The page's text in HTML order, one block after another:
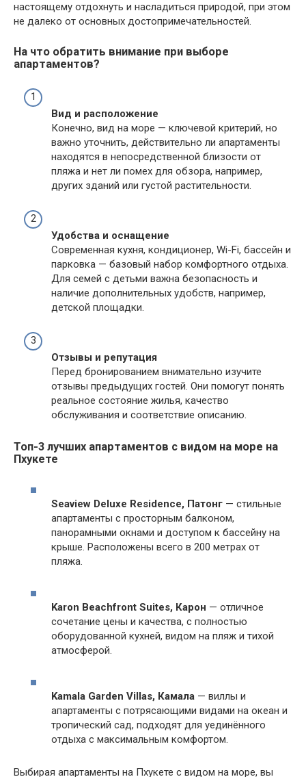
настоящему отдохнуть и насладиться природой, при этом
не далеко от основных достопримечательностей.
На что обратить внимание при выборе
апартаментов?
Вид и расположение
Конечно, вид на море — ключевой критерий, но
важно уточнить, действительно ли апартаменты
находятся в непосредственной близости от
пляжа и нет ли помех для обзора, например,
других зданий или густой растительности.
Удобства и оснащение
Современная кухня, кондиционер, Wi-Fi, бассейн и
парковка — базовый набор комфортного отдыха.
Для семей с детьми важна безопасность и
наличие дополнительных удобств, например,
детской площадки.
Отзывы и репутация
Перед бронированием внимательно изучите
отзывы предыдущих гостей. Они помогут понять
реальное состояние жилья, качество
обслуживания и соответствие описанию.
Топ-3 лучших апартаментов с видом на море на
Пхукете
Seaview Deluxe Residence, Патонг — стильные
апартаменты с просторным балконом,
панорамными окнами и доступом к бассейну на
крыше. Расположены всего в 200 метрах от
пляжа.
Karon Beachfront Suites, Карон — отличное
сочетание цены и качества, с полностью
оборудованной кухней, видом на пляж и тихой
атмосферой.
Kamala Garden Villas, Камала — виллы и
апартаменты с потрясающими видами на океан и
тропический сад, подходят для уединённого
отдыха с максимальным комфортом.
Выбирая апартаменты на Пхукете с видом на море, вы